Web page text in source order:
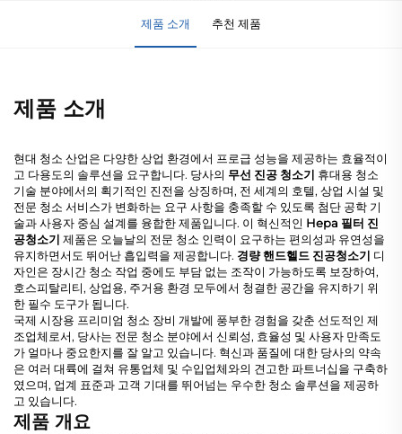
제품 소개 추천 제품
제품 소개
현대 청소 산업은 다양한 상업 환경에서 프로급 성능을 제공하는 효율적이
고 다용도의 솔루션을 요구합니다. 당사의 무선 진공 청소기 휴대용 청소
기술 분야에서의 획기적인 진전을 상징하며, 전 세계의 호텔, 상업 시설 및
전문 청소 서비스가 변화하는 요구 사항을 충족할 수 있도록 첨단 공학 기
술과 사용자 중심 설계를 융합한 제품입니다. 이 혁신적인 Hepa 필터 진
공청소기 제품은 오늘날의 전문 청소 인력이 요구하는 편의성과 유연성을
유지하면서도 뛰어난 흡입력을 제공합니다. 경량 핸드헬드 진공청소기 디
자인은 장시간 청소 작업 중에도 부담 없는 조작이 가능하도록 보장하여,
호스피탈리티, 상업용, 주거용 환경 모두에서 청결한 공간을 유지하기 위
한 필수 도구가 됩니다.
국제 시장용 프리미엄 청소 장비 개발에 풍부한 경험을 갖춘 선도적인 제
조업체로서, 당사는 전문 청소 분야에서 신뢰성, 효율성 및 사용자 만족도
가 얼마나 중요한지를 잘 알고 있습니다. 혁신과 품질에 대한 당사의 약속
은 여러 대륙에 걸쳐 유통업체 및 수입업체와의 견고한 파트너십을 구축하
였으며, 업계 표준과 고객 기대를 뛰어넘는 우수한 청소 솔루션을 제공하
고 있습니다.
제품 개요